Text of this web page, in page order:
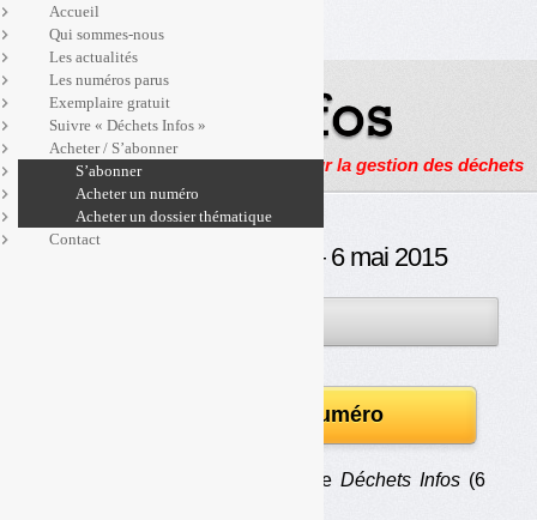
Actualités, enquêtes et reportages sur la gestion des déchets
Déchets Infos n° 68 — 6 mai 2015
Télécharger le numéro
Au sommaire du numéro 68 de Déchets Infos (6
Accueil
Qui sommes-nous
Les actualités
Les numéros parus
Exemplaire gratuit
Suivre « Déchets Infos »
Acheter / S’abonner
S’abonner
Acheter un numéro
Acheter un dossier thématique
Contact